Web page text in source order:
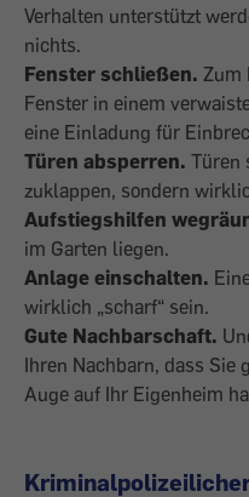
Verhalten unterstützt
nichts.
Fenster schließen. Zum
Fenster in einem
eine Einladung für
Türen absperren. Türen
zuklappen, sondern
Aufstiegshilfen
im Garten liegen.
Anlage einschalten.
wirklich „scharf“ sein.
Gute Nachbarschaft.
Ihren Nachbarn, dass Sie
Auge auf Ihr Eigenheim